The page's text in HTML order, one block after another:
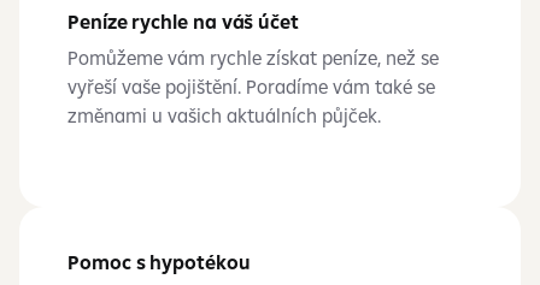
Peníze rychle na váš účet
Pomůžeme vám rychle získat peníze, než se
vyřeší vaše pojištění. Poradíme vám také se
změnami u vašich aktuálních půjček.
Pomoc s hypotékou